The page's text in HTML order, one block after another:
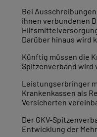
Bei
ihnen verbundenen
Darüber hinaus wird
Künftig müssen die
Spitzenverband wird
Leistungserbringer
Krankenkassen als
Versicherten
Der GKV-
Entwicklung der